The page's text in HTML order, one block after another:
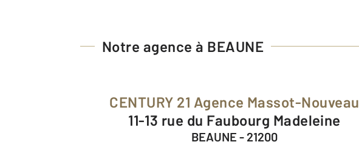
Notre agence à BEAUNE
CENTURY 21 Agence Massot-Nouveau
11-13 rue du Faubourg Madeleine
BEAUNE - 21200